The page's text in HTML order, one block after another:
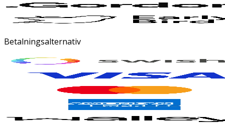
Betalningsalternativ